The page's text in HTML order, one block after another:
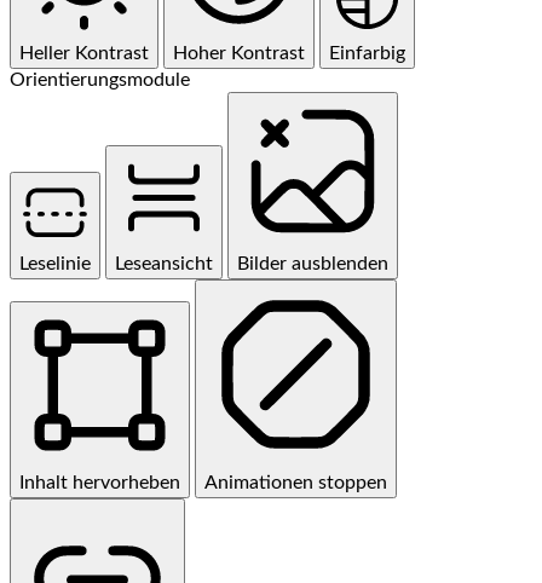
Heller Kontrast Hoher Kontrast
Einfarbig
Orientierungsmodule
Leselinie Leseansicht Bilder ausblenden
Inhalt hervorheben Animationen stoppen